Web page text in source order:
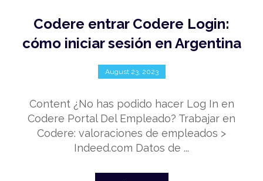
Codere entrar Codere Login:
cómo iniciar sesión en Argentina
August 23, 2023
Content ¿No has podido hacer Log In en
Codere Portal Del Empleado? Trabajar en
Codere: valoraciones de empleados >
Indeed.com Datos de ...